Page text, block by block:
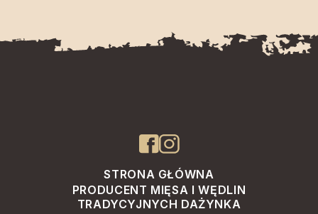
STRONA GŁÓWNA
PRODUCENT MIĘSA I WĘDLIN
TRADYCYJNYCH DAŻYNKA